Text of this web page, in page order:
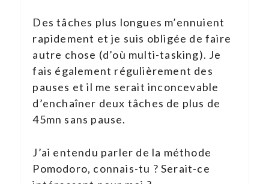
Des tâches plus longues m’ennuient
rapidement et je suis obligée de faire
autre chose (d’où multi-tasking). Je
fais également régulièrement des
pauses et il me serait inconcevable
d’enchaîner deux tâches de plus de
45mn sans pause.
J’ai entendu parler de la méthode
Pomodoro, connais-tu ? Serait-ce